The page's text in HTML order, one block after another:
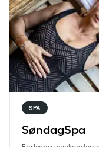
SPA
SøndagSpa